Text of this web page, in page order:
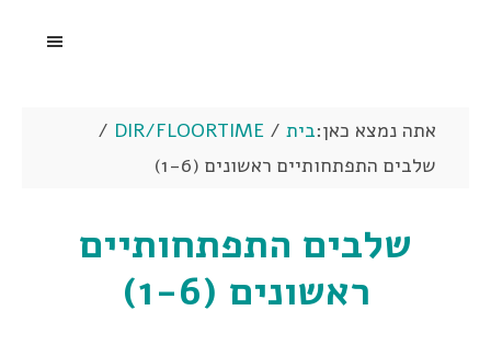
אתה נמצא כאן:בית /
DIR/FLOORTIME
/
שלבים התפתחותיים ראשונים (1-6)
שלבים התפתחותיים
ראשונים (1-6)